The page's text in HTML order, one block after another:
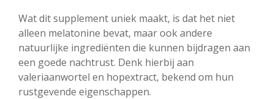
Wat dit supplement uniek maakt, is dat het niet
alleen melatonine bevat, maar ook andere
natuurlijke ingrediënten die kunnen bijdragen aan
een goede nachtrust. Denk hierbij aan
valeriaanwortel en hopextract, bekend om hun
rustgevende eigenschappen.